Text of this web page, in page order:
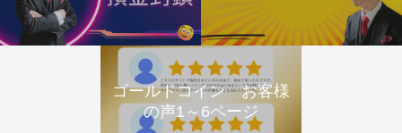
ゴールドコイン お客様
の声1～6ページ